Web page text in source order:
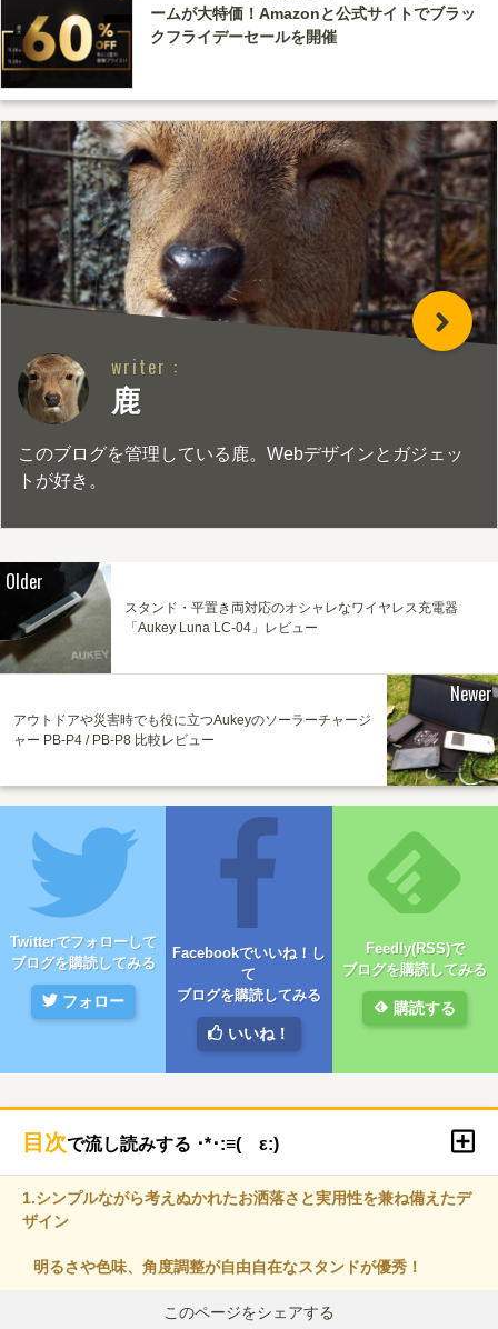
ームが大特価！Amazonと公式サイトでブラッ
クフライデーセールを開催
writer :
鹿
このブログを管理している鹿。Webデザインとガジェッ
トが好き。
Older
スタンド・平置き両対応のオシャレなワイヤレス充電器
「Aukey Luna LC-04」レビュー
アウトドアや災害時でも役に立つAukeyのソーラーチャージ
ャー PB-P4 / PB-P8 比較レビュー
Newer
Twitterでフォローして
ブログを購読してみる
フォロー
Facebookでいいね！し
て
ブログを購読してみる
いいね！
Feedly(RSS)で
ブログを購読してみる
購読する
目次で流し読みする ･*･:≡( ε:)
1.シンプルながら考えぬかれたお洒落さと実用性を兼ね備えたデ
ザイン
明るさや色味、角度調整が自由自在なスタンドが優秀！
このページをシェアする